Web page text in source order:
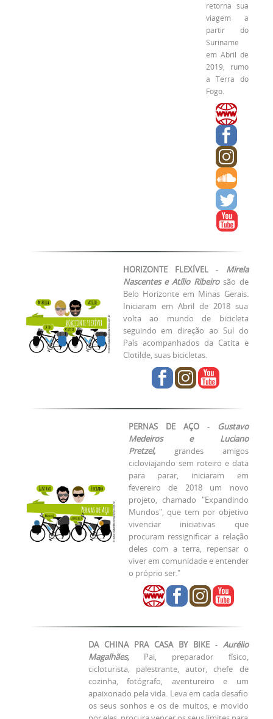
retorna sua
viagem a
partir do
Suriname
em Abril de
2019, rumo
a Terra do
Fogo.
HORIZONTE FLEXÍVEL- Mirela
Nascentes e Atílio Ribeirosão de
Belo Horizonte em Minas Gerais.
Iniciaram em Abril de 2018 sua
volta ao mundo de bicicleta
seguindo em direção ao Sul do
País acompanhados da Catita e
Clotilde, suas bicicletas.
PERNAS DE AÇO- Gustavo
Medeiros e Luciano
Pretzel,grandes amigos
cicloviajando sem roteiro e data
para parar, iniciaram em
fevereiro de 2018 um novo
projeto, chamado "Expandindo
Mundos", que tem por objetivo
vivenciar iniciativas que
procuram ressignificar a relação
deles com a terra, repensar o
viver em comunidade e entender
o próprio ser."
DA CHINA PRA CASA BY BIKE- Aurélio
Magalhães,Pai, preparador físico,
cicloturista, palestrante, autor, chefe de
cozinha, fotógrafo, aventureiro e um
apaixonado pela vida. Leva em cada desafio
os seus sonhos e os de muitos, e movido